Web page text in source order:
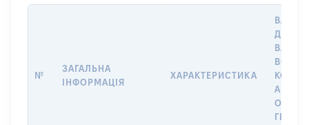
№
ЗАГАЛЬНА
ІНФОРМАЦІЯ
ХАРАКТЕРИСТИКА
ДАТУ
АБО